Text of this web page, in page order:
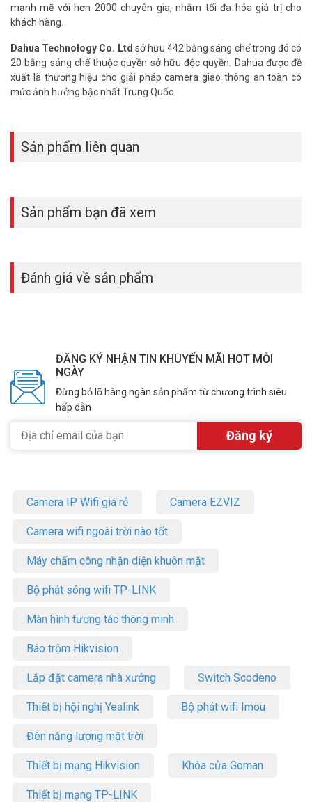
hỗ trợ tốt nhất.
– Facebook:https://www.facebook.com/vuhoangtelecom/
– Youtube:https://www.youtube.com/c/VuhoangTVChannel
– Website:https://vuhoangtelecom.vn/
mạnh mẽ với hơn 2000 chuyên gia, nhằm tối đa hóa giá trị cho
khách hàng.
Dahua Technology Co. Ltd sở hữu 442 bằng sáng chế trong đó có
20 bằng sáng chế thuộc quyền sở hữu độc quyền. Dahua được đề
xuất là thương hiệu cho giải pháp camera giao thông an toàn có
mức ảnh hưởng bậc nhất Trung Quốc.
Sản phẩm liên quan
Sản phẩm bạn đã xem
Đánh giá về sản phẩm
ĐĂNG KÝ NHẬN TIN KHUYẾN MÃI HOT MỖI
NGÀY
Đừng bỏ lỡ hàng ngàn sản phẩm từ chương trình siêu
hấp dẫn
Camera IP Wifi giá rẻ Camera EZVIZ
Camera wifi ngoài trời nào tốt
Máy chấm công nhận diện khuôn mặt
Bộ phát sóng wifi TP-LINK
Màn hình tương tác thông minh
Báo trộm Hikvision
Lắp đặt camera nhà xưởng Switch Scodeno
Thiết bị hội nghị Yealink Bộ phát wifi Imou
Đèn năng lượng mặt trời
Thiết bị mạng Hikvision Khóa cửa Goman
Thiết bị mạng TP-LINK